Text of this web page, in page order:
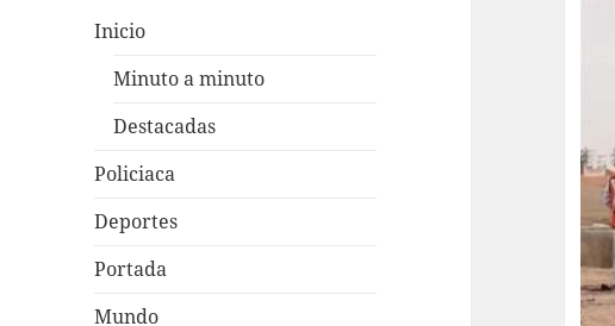
Inicio
Minuto a minuto
Destacadas
Policiaca
Deportes
Portada
Mundo